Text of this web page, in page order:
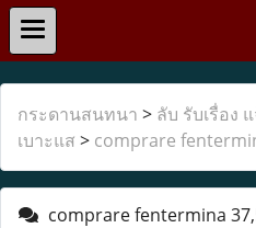
กระดานสนทนา > ลับ รับเรื่อง
เบาะแส > comprare
comprare fentermina